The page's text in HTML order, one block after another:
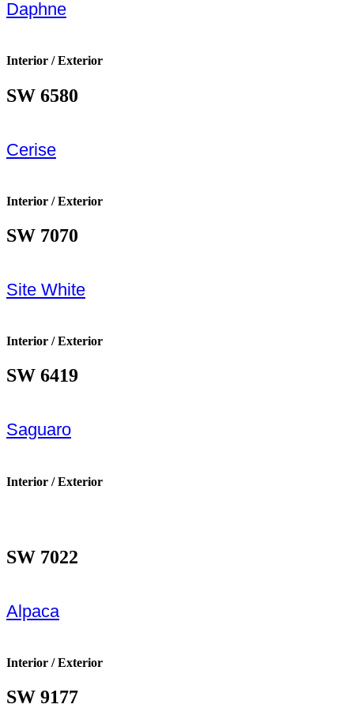
Daphne
Interior / Exterior
SW 6580
Cerise
Interior / Exterior
SW 7070
Site White
Interior / Exterior
SW 6419
Saguaro
Interior / Exterior
SW 7022
Alpaca
Interior / Exterior
SW 9177